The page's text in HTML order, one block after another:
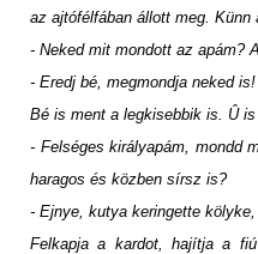
az ajtófélfában állott meg. Künn
- Neked mit mondott az apám?
- Eredj bé, megmondja neked is!
Bé is ment a legkisebbik is. Û
- Felséges királyapám, mondd
haragos és közben sírsz is?
- Ejnye, kutya keringette
Felkapja a kardot, hajítja a